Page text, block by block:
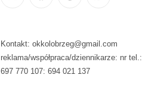
Kontakt: okkolobrzeg@gmail.com
reklama/współpraca/dziennikarze: nr tel.:
697 770 107: 694 021 137